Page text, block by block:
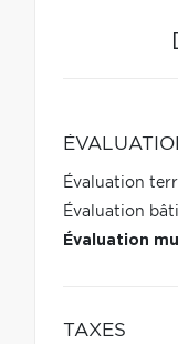
Évaluation
Évaluation
Évaluation
TAXES